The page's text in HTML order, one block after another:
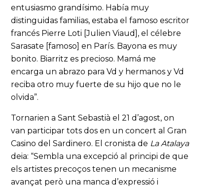
entusiasmo grandísimo. Había muy
distinguidas familias, estaba el famoso escritor
francés Pierre Loti [Julien Viaud], el célebre
Sarasate [famoso] en París. Bayona es muy
bonito. Biarritz es precioso. Mamá me
encarga un abrazo para Vd y hermanos y Vd
reciba otro muy fuerte de su hijo que no le
olvida”.
Tornarien a Sant Sebastià el 21 d’agost, on
van participar tots dos en un concert al Gran
Casino del Sardinero. El cronista de La Atalaya
deia: “Sembla una excepció al principi de que
els artistes precoços tenen un mecanisme
avançat però una manca d’expressió i